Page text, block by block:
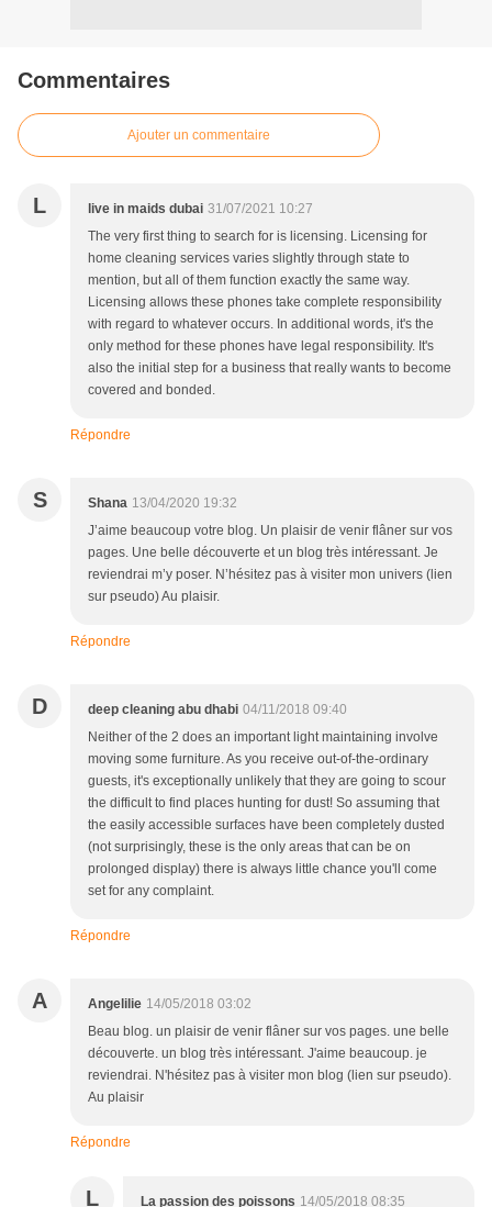
Commentaires
Ajouter un commentaire
L live in maids dubai 31/07/2021 10:27
The very first thing to search for is licensing. Licensing for
home cleaning services varies slightly through state to
mention, but all of them function exactly the same way.
Licensing allows these phones take complete responsibility
with regard to whatever occurs. In additional words, it's the
only method for these phones have legal responsibility. It's
also the initial step for a business that really wants to become
covered and bonded.
Répondre
S Shana 13/04/2020 19:32
J’aime beaucoup votre blog. Un plaisir de venir flâner sur vos
pages. Une belle découverte et un blog très intéressant. Je
reviendrai m’y poser. N’hésitez pas à visiter mon univers (lien
sur pseudo) Au plaisir.
Répondre
D deep cleaning abu dhabi 04/11/2018 09:40
Neither of the 2 does an important light maintaining involve
moving some furniture. As you receive out-of-the-ordinary
guests, it's exceptionally unlikely that they are going to scour
the difficult to find places hunting for dust! So assuming that
the easily accessible surfaces have been completely dusted
(not surprisingly, these is the only areas that can be on
prolonged display) there is always little chance you'll come
set for any complaint.
Répondre
A Angelilie 14/05/2018 03:02
Beau blog. un plaisir de venir flâner sur vos pages. une belle
découverte. un blog très intéressant. J'aime beaucoup. je
reviendrai. N'hésitez pas à visiter mon blog (lien sur pseudo).
Au plaisir
Répondre
L La passion des poissons 14/05/2018 08:35